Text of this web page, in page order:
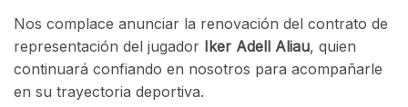
Nos complace anunciar la renovación del contrato de
representación del jugador Iker Adell Aliau, quien
continuará confiando en nosotros para acompañarle
en su trayectoria deportiva.